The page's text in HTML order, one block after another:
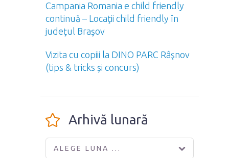
Campania Romania e child friendly
continuă – Locaţii child friendly în
judeţul Braşov
Vizita cu copiii la DINO PARC Râşnov
(tips & tricks și concurs)
Arhivă lunară
ALEGE LUNA ...